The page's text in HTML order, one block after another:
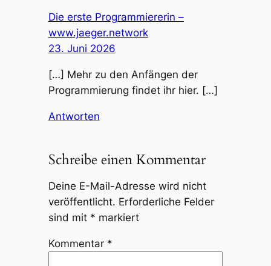
Die erste Programmiererin –
www.jaeger.network
23. Juni 2026
[…] Mehr zu den Anfängen der
Programmierung findet ihr hier. […]
Antworten
Schreibe einen Kommentar
Deine E-Mail-Adresse wird nicht
veröffentlicht. Erforderliche Felder
sind mit * markiert
Kommentar *